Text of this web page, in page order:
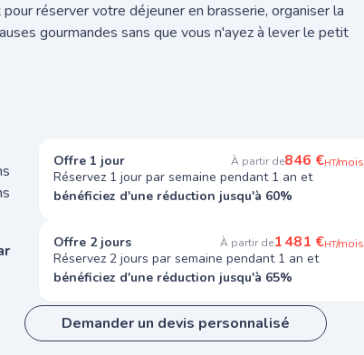
réserver votre déjeuner en brasserie, organiser la
gourmandes sans que vous n'ayez à lever le petit
Offre 1 jour À partir de846 €HT/mois
Réservez 1 jour par semaine pendant 1 an et
bénéficiez d'une réduction jusqu'à 60%
Offre 2 jours À partir de1 481 €HT/mois
Réservez 2 jours par semaine pendant 1 an et
bénéficiez d'une réduction jusqu'à 65%
Demander un devis personnalisé